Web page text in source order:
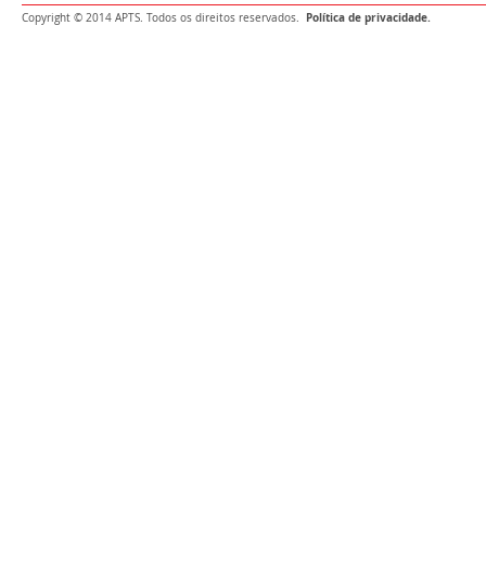
Copyright © 2014 APTS. Todos os direitos reservados. Política de privacidade.